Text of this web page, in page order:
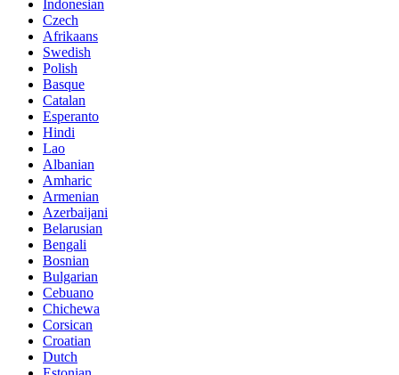
Indonesian
Czech
Afrikaans
Swedish
Polish
Basque
Catalan
Esperanto
Hindi
Lao
Albanian
Amharic
Armenian
Azerbaijani
Belarusian
Bengali
Bosnian
Bulgarian
Cebuano
Chichewa
Corsican
Croatian
Dutch